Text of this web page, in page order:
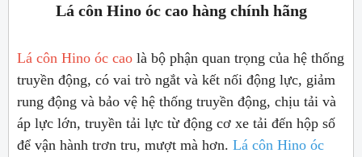
Lá côn Hino óc cao hàng chính hãng
Lá côn Hino óc cao là bộ phận quan trọng của hệ thống
truyền động, có vai trò ngắt và kết nối động lực, giảm
rung động và bảo vệ hệ thống truyền động, chịu tải và
áp lực lớn, truyền tải lực từ động cơ xe tải đến hộp số
để vận hành trơn tru, mượt mà hơn. Lá côn Hino óc